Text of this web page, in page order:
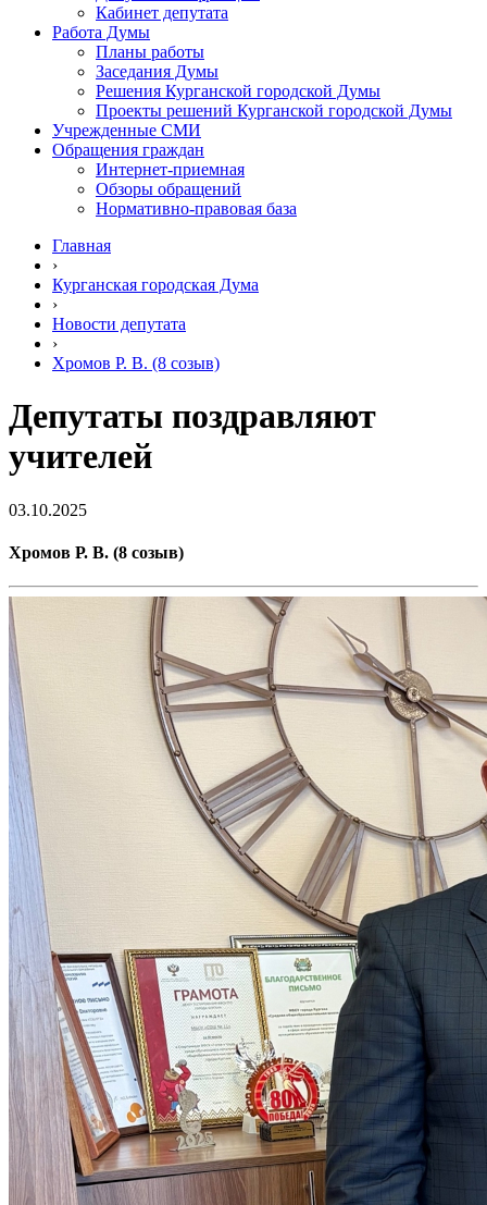
Кабинет депутата
Работа Думы
Планы работы
Заседания Думы
Решения Курганской городской Думы
Проекты решений Курганской городской Думы
Учрежденные СМИ
Обращения граждан
Интернет-приемная
Обзоры обращений
Нормативно-правовая база
Главная
›
Курганская городская Дума
›
Новости депутата
›
Хромов Р. В. (8 созыв)
Депутаты поздравляют
учителей
03.10.2025
Хромов Р. В. (8 созыв)